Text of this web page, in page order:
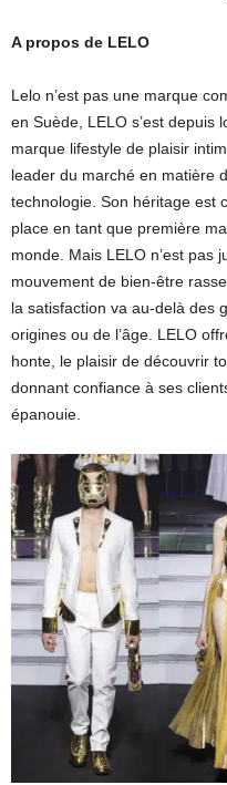
A propos de LELO
Lelo n’est pas une marque
en Suède, LELO s’est depuis
marque lifestyle de plaisir
leader du marché en matière
technologie. Son héritage est
place en tant que première
monde. Mais LELO n’est pas
mouvement de bien-être
la satisfaction va au-delà des
origines ou de l’âge. LELO
honte, le plaisir de découvrir
donnant confiance à ses
épanouie.